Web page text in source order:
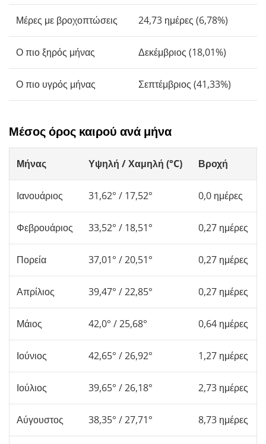
Μέρες με βροχοπτώσεις 24,73 ημέρες (6,78%)
Ο πιο ξηρός μήνας Δεκέμβριος (18,01%)
Ο πιο υγρός μήνας Σεπτέμβριος (41,33%)
Μέσος όρος καιρού ανά μήνα
Μήνας Υψηλή / Χαμηλή (°C) Βροχή
Ιανουάριος 31,62° / 17,52° 0,0 ημέρες
Φεβρουάριος 33,52° / 18,51° 0,27 ημέρες
Πορεία 37,01° / 20,51° 0,27 ημέρες
Απρίλιος 39,47° / 22,85° 0,27 ημέρες
Μάιος 42,0° / 25,68° 0,64 ημέρες
Ιούνιος 42,65° / 26,92° 1,27 ημέρες
Ιούλιος 39,65° / 26,18° 2,73 ημέρες
Αύγουστος 38,35° / 27,71° 8,73 ημέρες